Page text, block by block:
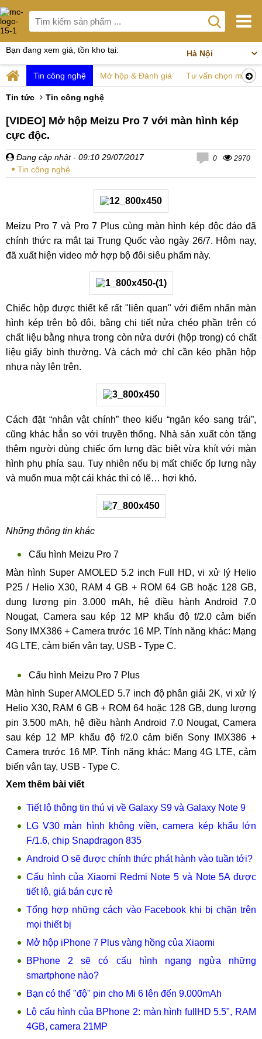
Bạn đang xem giá, tồn kho tại:
Tin công nghệ Mở hộp & Đánh giá Tư vấn chọn mua
Tin tức Tin công nghệ
[VIDEO] Mở hộp Meizu Pro 7 với màn hình kép
cực độc.
Đang cập nhật - 09:10 29/07/2017
Tin công nghệ
0 2970
Meizu Pro 7 và Pro 7 Plus cùng màn hình kép độc đáo đã
chính thức ra mắt tại Trung Quốc vào ngày 26/7. Hôm nay,
đã xuất hiện video mở hợp bộ đôi siêu phẩm này.
Chiếc hộp được thiết kế rất "liên quan" với điểm nhấn màn
hình kép trên bộ đôi, bằng chi tiết nửa chéo phần trên có
chất liệu bằng nhựa trong còn nửa dưới (hộp trong) có chất
liệu giấy bình thường. Và cách mở chỉ cần kéo phần hộp
nhựa này lên trên.
Cách đặt “nhân vật chính” theo kiểu “ngăn kéo sang trái”,
cũng khác hẳn so với truyền thống. Nhà sản xuất còn tặng
thêm người dùng chiếc ốm lưng đặc biệt vừa khít với màn
hình phụ phía sau. Tuy nhiên nếu bị mất chiếc ốp lưng này
và muốn mua một cái khác thì có lẽ… hơi khó.
Những thông tin khác
Cấu hình Meizu Pro 7
Màn hình Super AMOLED 5.2 inch Full HD, vi xử lý Helio
P25 / Helio X30, RAM 4 GB + ROM 64 GB hoặc 128 GB,
dung lượng pin 3.000 mAh, hệ điều hành Android 7.0
Nougat, Camera sau kép 12 MP khẩu độ f/2.0 cảm biến
Sony IMX386 + Camera trước 16 MP. Tính năng khác: Mạng
4G LTE, cảm biến vân tay, USB - Type C.
Cấu hình Meizu Pro 7 Plus
Màn hình Super AMOLED 5.7 inch độ phân giải 2K, vi xử lý
Helio X30, RAM 6 GB + ROM 64 hoặc 128 GB, dung lượng
pin 3.500 mAh, hệ điều hành Android 7.0 Nougat, Camera
sau kép 12 MP khẩu độ f/2.0 cảm biến Sony IMX386 +
Camera trước 16 MP. Tính năng khác: Mạng 4G LTE, cảm
biến vân tay, USB - Type C.
Xem thêm bài viết
Tiết lộ thông tin thú vị về Galaxy S9 và Galaxy Note 9
LG V30 màn hình không viền, camera kép khẩu lớn
F/1.6, chip Snapdragon 835
Android O sẽ được chính thức phát hành vào tuần tới?
Cấu hình của Xiaomi Redmi Note 5 và Note 5A được
tiết lộ, giá bán cực rẻ
Tổng hợp những cách vào Facebook khi bị chặn trên
mọi thiết bị
Mở hộp iPhone 7 Plus vàng hồng của Xiaomi
BPhone 2 sẽ có cấu hình ngang ngửa những
smartphone nào?
Bạn có thể "độ" pin cho Mi 6 lên đến 9.000mAh
Lộ cấu hình của BPhone 2: màn hình fullHD 5.5", RAM
4GB, camera 21MP